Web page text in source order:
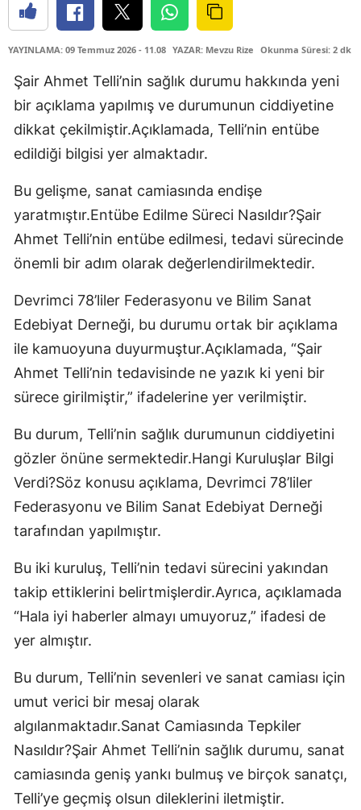
YAYINLAMA: 09 Temmuz 2026 - 11.08 YAZAR: Mevzu Rize Okunma Süresi: 2 dk
Şair Ahmet Telli’nin sağlık durumu hakkında yeni
bir açıklama yapılmış ve durumunun ciddiyetine
dikkat çekilmiştir.Açıklamada, Telli’nin entübe
edildiği bilgisi yer almaktadır.
Bu gelişme, sanat camiasında endişe
yaratmıştır.Entübe Edilme Süreci Nasıldır?Şair
Ahmet Telli’nin entübe edilmesi, tedavi sürecinde
önemli bir adım olarak değerlendirilmektedir.
Devrimci 78’liler Federasyonu ve Bilim Sanat
Edebiyat Derneği, bu durumu ortak bir açıklama
ile kamuoyuna duyurmuştur.Açıklamada, “Şair
Ahmet Telli’nin tedavisinde ne yazık ki yeni bir
sürece girilmiştir,” ifadelerine yer verilmiştir.
Bu durum, Telli’nin sağlık durumunun ciddiyetini
gözler önüne sermektedir.Hangi Kuruluşlar Bilgi
Verdi?Söz konusu açıklama, Devrimci 78’liler
Federasyonu ve Bilim Sanat Edebiyat Derneği
tarafından yapılmıştır.
Bu iki kuruluş, Telli’nin tedavi sürecini yakından
takip ettiklerini belirtmişlerdir.Ayrıca, açıklamada
“Hala iyi haberler almayı umuyoruz,” ifadesi de
yer almıştır.
Bu durum, Telli’nin sevenleri ve sanat camiası için
umut verici bir mesaj olarak
algılanmaktadır.Sanat Camiasında Tepkiler
Nasıldır?Şair Ahmet Telli’nin sağlık durumu, sanat
camiasında geniş yankı bulmuş ve birçok sanatçı,
Telli’ye geçmiş olsun dileklerini iletmiştir.